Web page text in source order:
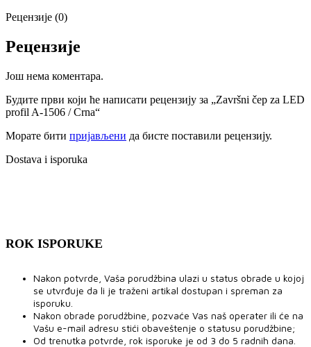
Рецензије (0)
Рецензије
Још нема коментара.
Будите први који ће написати рецензију за „Završni čep za LED
profil A-1506 / Crna“
Морате бити пријављени да бисте поставили рецензију.
Dostava i isporuka
ROK ISPORUKE
Nakon potvrde, Vaša porudžbina ulazi u status obrade u kojoj
se utvrđuje da li je traženi artikal dostupan i spreman za
isporuku.
Nakon obrade porudžbine, pozvaće Vas naš operater ili će na
Vašu e-mail adresu stići obaveštenje o statusu porudžbine;
Od trenutka potvrde, rok isporuke je od 3 do 5 radnih dana.